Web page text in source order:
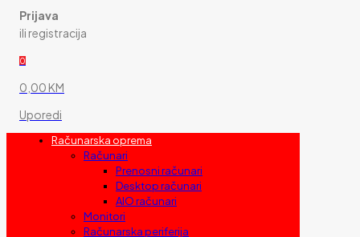
Prijava
ili registracija
0
0,00 KM
Uporedi
Računarska oprema
Računari
Prenosni računari
Desktop računari
AIO računari
Monitori
Računarska periferija